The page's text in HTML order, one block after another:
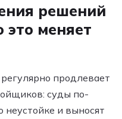
решений
это меняет
продлевает
суды по-
и выносят